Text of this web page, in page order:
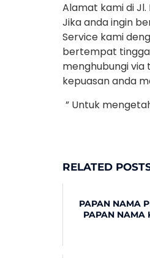
Alamat kami di
Jika anda ingin
Service kami
bertempat
menghubungi via
kepuasan anda
” Untuk
RELATED
PAPAN NAMA
PAPAN NAMA